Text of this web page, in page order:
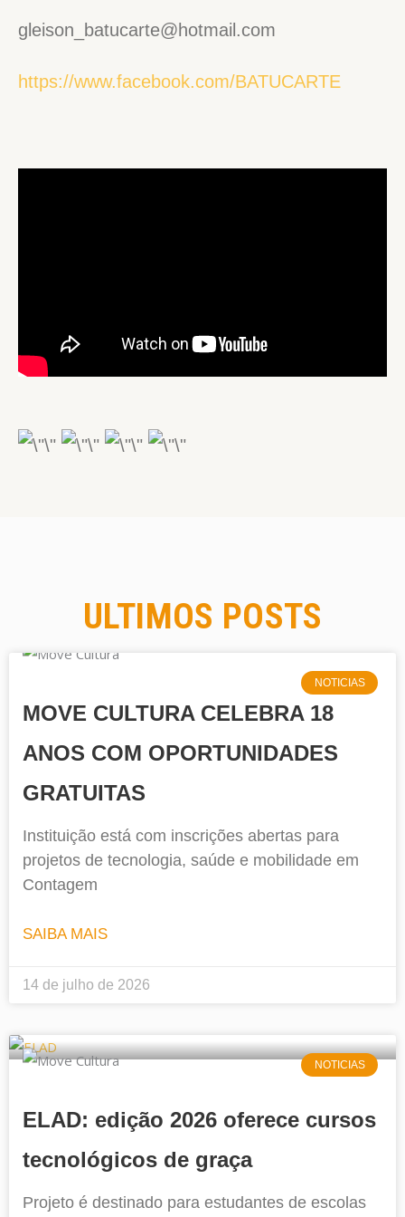
gleison_batucarte@hotmail.com
https://www.facebook.com/BATUCARTE
ULTIMOS POSTS
NOTICIAS
MOVE CULTURA CELEBRA 18
ANOS COM OPORTUNIDADES
GRATUITAS
Instituição está com inscrições abertas para
projetos de tecnologia, saúde e mobilidade em
Contagem
SAIBA MAIS
14 de julho de 2026
NOTICIAS
ELAD: edição 2026 oferece cursos
tecnológicos de graça
Projeto é destinado para estudantes de escolas